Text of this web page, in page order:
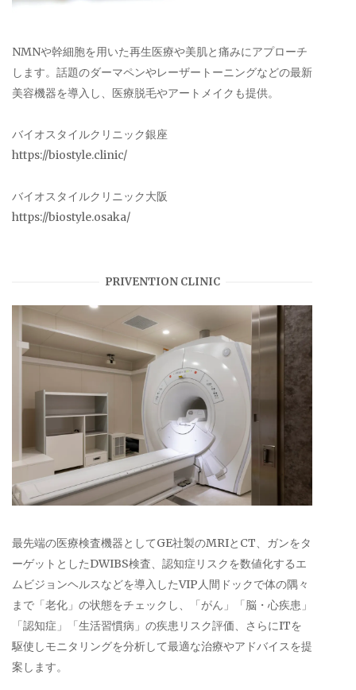
NMNや幹細胞を用いた再生医療や美肌と痛みにアプローチ
します。話題のダーマペンやレーザートーニングなどの最新
美容機器を導入し、医療脱毛やアートメイクも提供。
バイオスタイルクリニック銀座
https://biostyle.clinic/
バイオスタイルクリニック大阪
https://biostyle.osaka/
PRIVENTION CLINIC
最先端の医療検査機器としてGE社製のMRIとCT、ガンをタ
ーゲットとしたDWIBS検査、認知症リスクを数値化するエ
ムビジョンヘルスなどを導入したVIP人間ドックで体の隅々
まで「老化」の状態をチェックし、「がん」「脳・心疾患」
「認知症」「生活習慣病」の疾患リスク評価、さらにITを
駆使しモニタリングを分析して最適な治療やアドバイスを提
案します。